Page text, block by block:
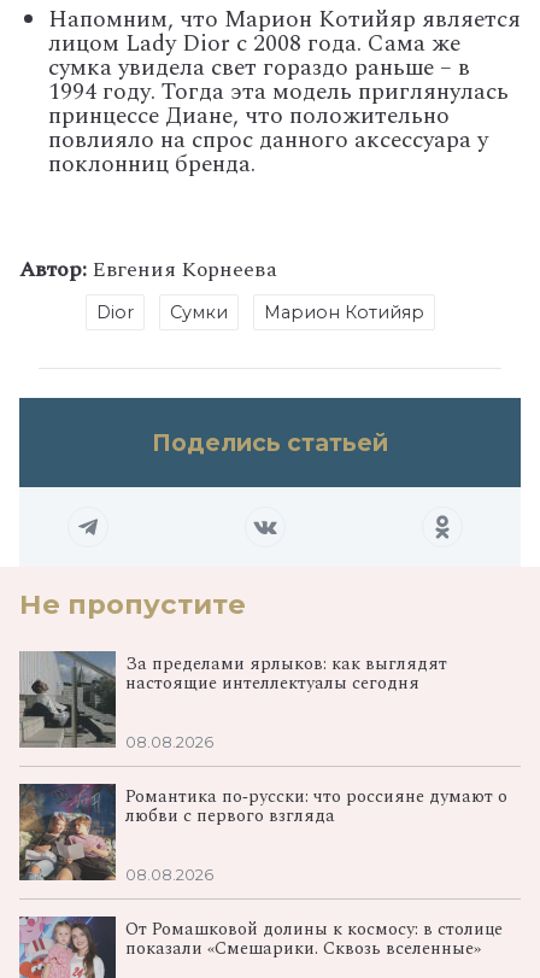
Напомним, что Марион Котийяр является
лицом Lady Dior с 2008 года. Сама же
сумка увидела свет гораздо раньше – в
1994 году. Тогда эта модель приглянулась
принцессе Диане, что положительно
повлияло на спрос данного аксессуара у
поклонниц бренда.
Автор:Евгения Корнеева
Dior Сумки Марион Котийяр
Поделись статьей
Не пропустите
За пределами ярлыков: как выглядят
настоящие интеллектуалы сегодня
08.08.2026
Романтика по‑русски: что россияне думают о
любви с первого взгляда
08.08.2026
От Ромашковой долины к космосу: в столице
показали «Смешарики. Сквозь вселенные»